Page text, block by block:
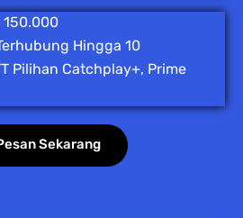
150.000
Hingga 10
Pilihan Catchplay+, Prime
Sekarang